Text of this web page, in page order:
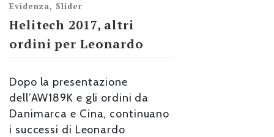
Evidenza, Slider
Helitech 2017, altri
ordini per Leonardo
Dopo la presentazione
dell’AW189K e gli ordini da
Danimarca e Cina, continuano
i successi di Leonardo